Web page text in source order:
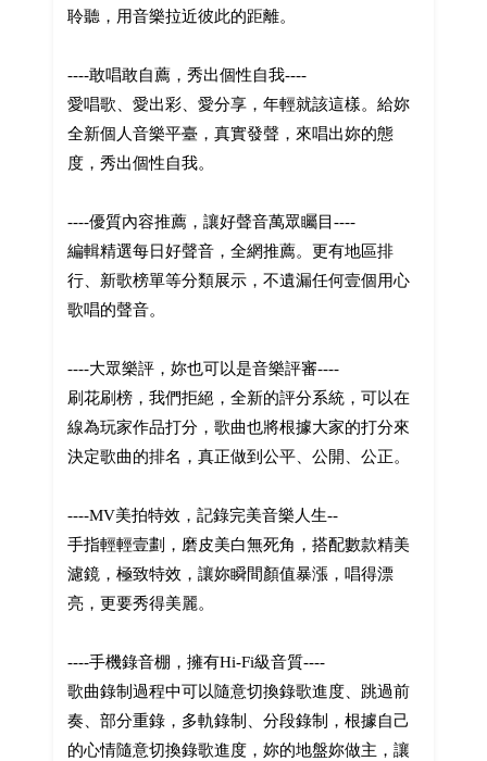
聆聽，用音樂拉近彼此的距離。
----敢唱敢自薦，秀出個性自我----
愛唱歌、愛出彩、愛分享，年輕就該這樣。給妳
全新個人音樂平臺，真實發聲，來唱出妳的態
度，秀出個性自我。
----優質內容推薦，讓好聲音萬眾矚目----
編輯精選每日好聲音，全網推薦。更有地區排
行、新歌榜單等分類展示，不遺漏任何壹個用心
歌唱的聲音。
----大眾樂評，妳也可以是音樂評審----
刷花刷榜，我們拒絕，全新的評分系統，可以在
線為玩家作品打分，歌曲也將根據大家的打分來
決定歌曲的排名，真正做到公平、公開、公正。
----MV美拍特效，記錄完美音樂人生--
手指輕輕壹劃，磨皮美白無死角，搭配數款精美
濾鏡，極致特效，讓妳瞬間顏值暴漲，唱得漂
亮，更要秀得美麗。
----手機錄音棚，擁有Hi-Fi級音質----
歌曲錄制過程中可以隨意切換錄歌進度、跳過前
奏、部分重錄，多軌錄制、分段錄制，根據自己
的心情隨意切換錄歌進度，妳的地盤妳做主，讓